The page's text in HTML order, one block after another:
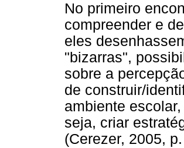
No primeiro
compreender e
eles
"bizarras",
sobre a
de construir/
ambiente
seja, criar
(Cerezer, 2005,